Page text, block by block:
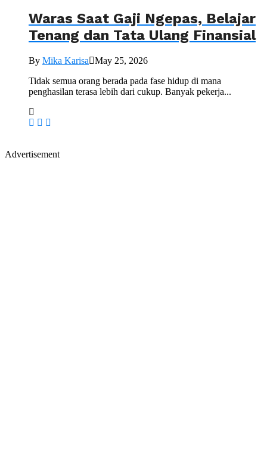
Waras Saat Gaji Ngepas, Belajar
Tenang dan Tata Ulang Finansial
By Mika Karisa
May 25, 2026
Tidak semua orang berada pada fase hidup di mana
penghasilan terasa lebih dari cukup. Banyak pekerja...
Advertisement